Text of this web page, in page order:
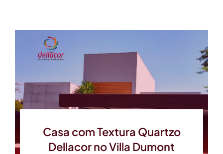
Casa com Textura Quartzo
Dellacor no Villa Dumont